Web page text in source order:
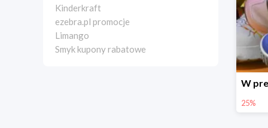
Kinderkraft
ezebra.pl promocje
Limango
Smyk kupony rabatowe
25%